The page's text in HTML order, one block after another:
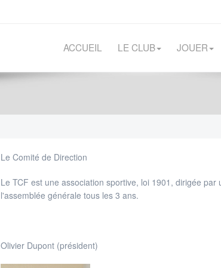
ACCUEIL LE CLUB JOUER
Le Comité de Direction
Le TCF est une association sportive, loi 1901, dirigée
l'assemblée générale tous les 3 ans.
Olivier Dupont (président)